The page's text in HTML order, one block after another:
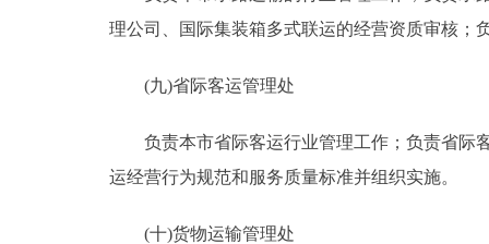
理公司、国际集装箱多式联运的经营资质审核；
(九)省际客运管理处
负责本市省际客运行业管理工作；负责省际客
运经营行为规范和服务质量标准并组织实施。
(十)货物运输管理处